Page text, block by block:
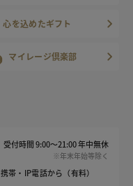
心を込めたギフト
マイレージ倶楽部
受付時間 9:00～21:00 年中無休
※年末年始等除く
携帯・IP電話から（有料）